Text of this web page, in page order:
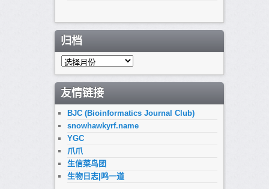
归档
归
友情链接
BJC (Bioinformatics Journal Club)
snowhawkyrf.name
YGC
爪爪
生信菜鸟团
生物日志|鸣一道